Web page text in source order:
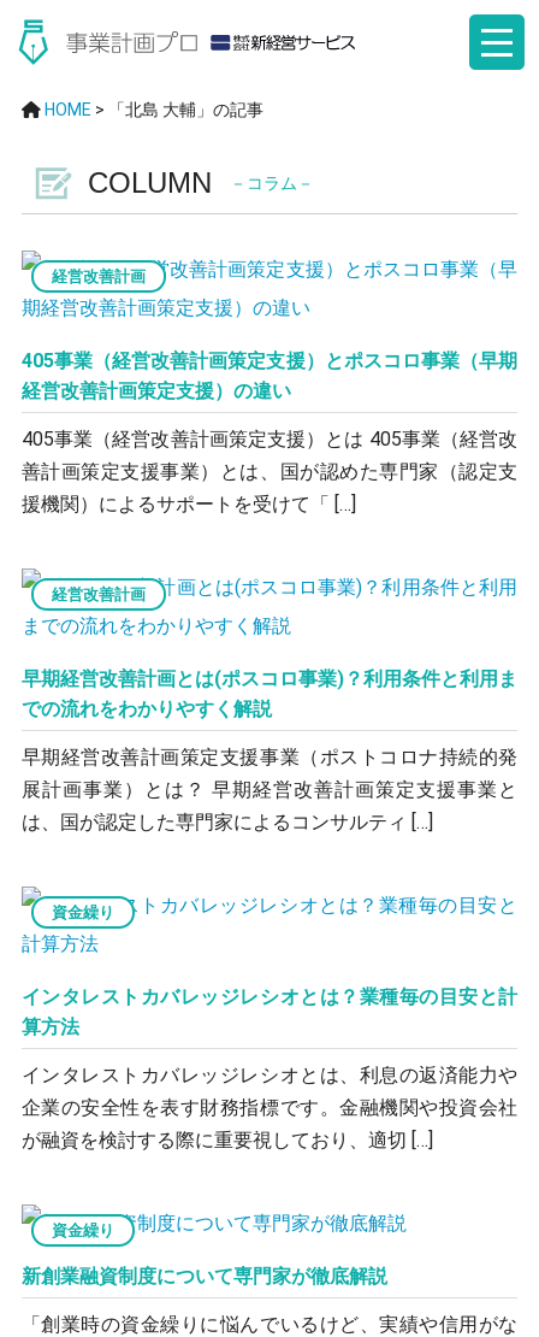
HOME > 「北島 大輔」の記事
COLUMN －コラム－
経営改善計画
405事業（経営改善計画策定支援）とポスコロ事業（早期
経営改善計画策定支援）の違い
405事業（経営改善計画策定支援）とは 405事業（経営改
善計画策定支援事業）とは、国が認めた専門家（認定支
援機関）によるサポートを受けて「 […]
経営改善計画
早期経営改善計画とは(ポスコロ事業)？利用条件と利用ま
での流れをわかりやすく解説
早期経営改善計画策定支援事業（ポストコロナ持続的発
展計画事業）とは？ 早期経営改善計画策定支援事業と
は、国が認定した専門家によるコンサルティ […]
資金繰り
インタレストカバレッジレシオとは？業種毎の目安と計
算方法
インタレストカバレッジレシオとは、利息の返済能力や
企業の安全性を表す財務指標です。金融機関や投資会社
が融資を検討する際に重要視しており、適切 […]
資金繰り
新創業融資制度について専門家が徹底解説
「創業時の資金繰りに悩んでいるけど、実績や信用がな